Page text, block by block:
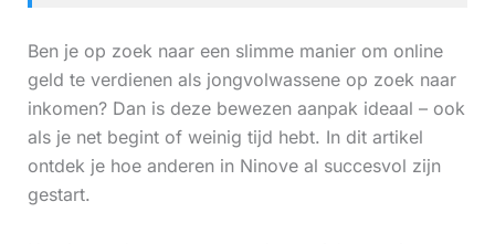
Ben je op zoek naar een slimme manier om online
geld te verdienen als jongvolwassene op zoek naar
inkomen? Dan is deze bewezen aanpak ideaal – ook
als je net begint of weinig tijd hebt. In dit artikel
ontdek je hoe anderen in Ninove al succesvol zijn
gestart.